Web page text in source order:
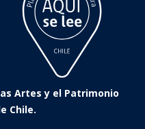
Artes y el Patrimonio
Chile.